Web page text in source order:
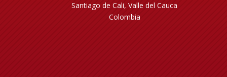
Santiago de Cali, Valle del Cauca
Colombia